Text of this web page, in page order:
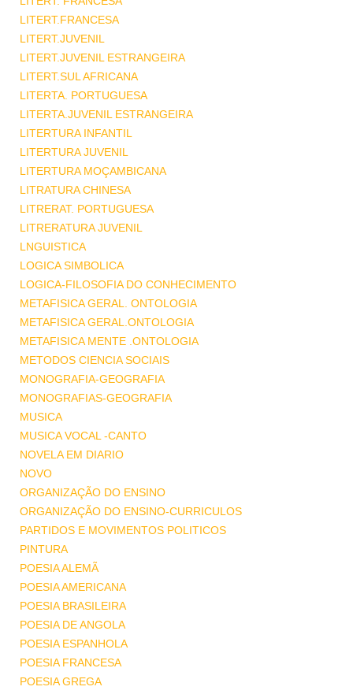
LITERT.FRANCESA
LITERT.JUVENIL
LITERT.JUVENIL ESTRANGEIRA
LITERT.SUL AFRICANA
LITERTA. PORTUGUESA
LITERTA.JUVENIL ESTRANGEIRA
LITERTURA INFANTIL
LITERTURA JUVENIL
LITERTURA MOÇAMBICANA
LITRATURA CHINESA
LITRERAT. PORTUGUESA
LITRERATURA JUVENIL
LNGUISTICA
LOGICA SIMBOLICA
LOGICA-FILOSOFIA DO CONHECIMENTO
METAFISICA GERAL. ONTOLOGIA
METAFISICA GERAL.ONTOLOGIA
METAFISICA MENTE .ONTOLOGIA
METODOS CIENCIA SOCIAIS
MONOGRAFIA-GEOGRAFIA
MONOGRAFIAS-GEOGRAFIA
MUSICA
MUSICA VOCAL -CANTO
NOVELA EM DIARIO
NOVO
ORGANIZAÇÃO DO ENSINO
ORGANIZAÇÃO DO ENSINO-CURRICULOS
PARTIDOS E MOVIMENTOS POLITICOS
PINTURA
POESIA ALEMÃ
POESIA AMERICANA
POESIA BRASILEIRA
POESIA DE ANGOLA
POESIA ESPANHOLA
POESIA FRANCESA
POESIA GREGA